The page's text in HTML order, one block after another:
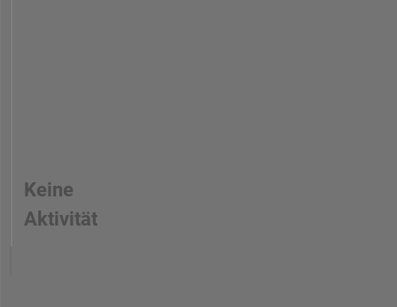
Keine
Aktivität